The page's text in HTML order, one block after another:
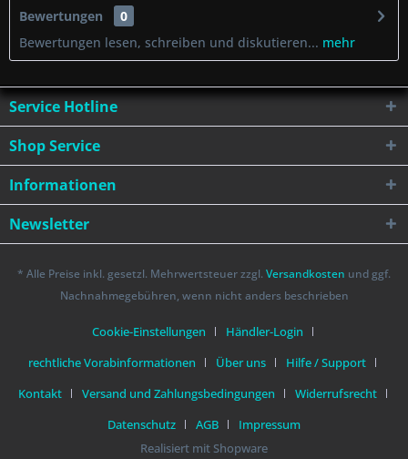
Bewertungen
0
Bewertungen lesen, schreiben und diskutieren... mehr
Service Hotline
Shop Service
Informationen
Newsletter
* Alle Preise inkl. gesetzl. Mehrwertsteuer zzgl. Versandkosten und ggf.
Nachnahmegebühren, wenn nicht anders beschrieben
Cookie-Einstellungen
Händler-Login
rechtliche Vorabinformationen
Über uns
Hilfe / Support
Kontakt
Versand und Zahlungsbedingungen
Widerrufsrecht
Datenschutz
AGB
Impressum
Realisiert mit Shopware